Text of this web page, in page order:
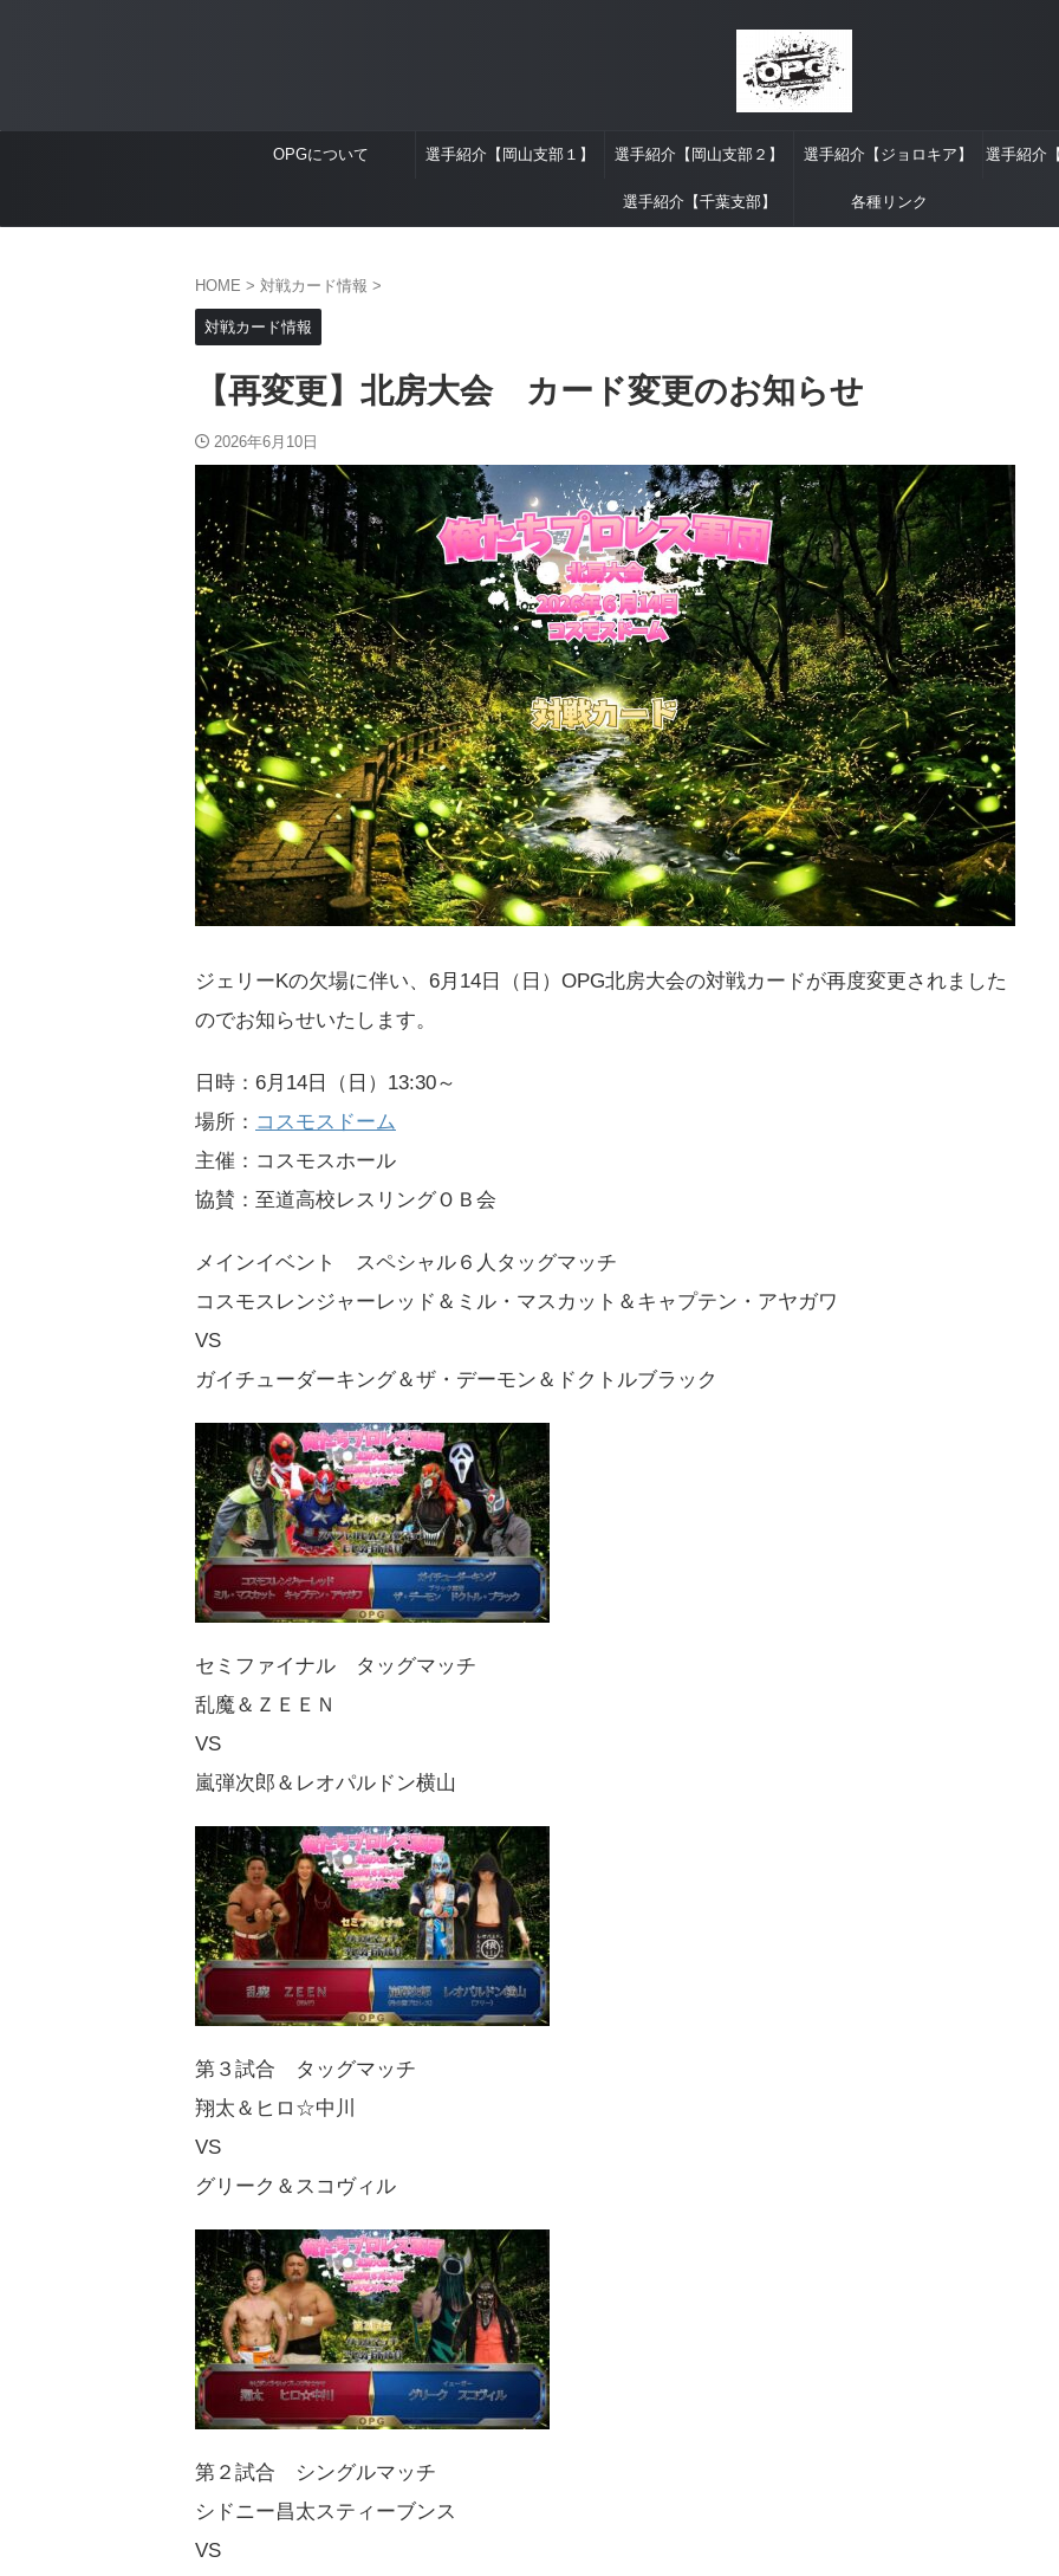
OPGについて 選手紹介【岡山支部１】 選手紹介【岡山支部２】 選手紹介【ジョロキア】 選手紹介
選手紹介【千葉支部】 各種リンク
HOME > 対戦カード情報 >
対戦カード情報
【再変更】北房大会 カード変更のお知らせ
2026年6月10日
ジェリーKの欠場に伴い、6月14日（日）OPG北房大会の対戦カードが再度変更されました
のでお知らせいたします。
日時：6月14日（日）13:30～
場所： コスモスドーム
主催：コスモスホール
協賛：至道高校レスリングＯＢ会
メインイベント スペシャル６人タッグマッチ
コスモスレンジャーレッド＆ミル・マスカット＆キャプテン・アヤガワ
VS
ガイチューダーキング＆ザ・デーモン＆ドクトルブラック
セミファイナル タッグマッチ
乱魔＆ＺＥＥＮ
VS
嵐弾次郎＆レオパルドン横山
第３試合 タッグマッチ
翔太＆ヒロ☆中川
VS
グリーク＆スコヴィル
第２試合 シングルマッチ
シドニー昌太スティーブンス
VS